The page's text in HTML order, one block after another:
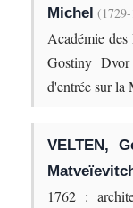
Michel
Académie
Gostiny
d'entrée sur la
VELTEN,
1762 :